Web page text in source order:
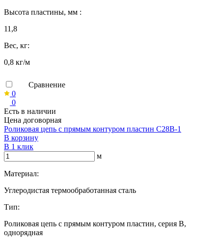
Высота пластины, мм :
11,8
Вес, кг:
0,8 кг/м
Сравнение
0
0
Есть в наличии
Цена договорная
Роликовая цепь с прямым контуром пластин C28B-1
В корзину
В 1 клик
м
Материал:
Углеродистая термообработанная сталь
Тип:
Роликовая цепь с прямым контуром пластин, серия B,
однорядная